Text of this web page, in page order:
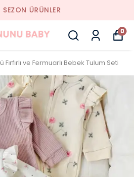
SEZON ÜRÜNLER
0
Fırfırlı ve Fermuarlı Bebek Tulum Seti